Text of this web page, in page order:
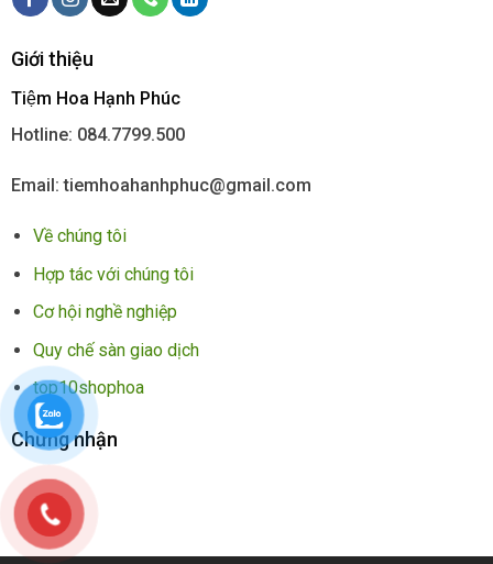
Giới thiệu
Tiệm Hoa Hạnh Phúc
Hotline: 084.7799.500
Email: tiemhoahanhphuc@gmail.com
Về chúng tôi
Hợp tác với chúng tôi
Cơ hội nghề nghiệp
Quy chế sàn giao dịch
top10shophoa
Chứng nhận